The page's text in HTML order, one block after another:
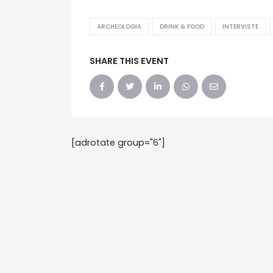
ARCHEOLOGIA DRINK & FOOD INTERVISTE
SHARE THIS EVENT
[adrotate group="6"]